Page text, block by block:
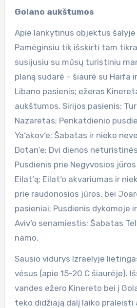
Golano aukštumos
Apie lankytinus objektus šalyje
Pamėginsiu tik išskirti tam
susijusiu su mūsų turistiniu
planą sudarė – šiaurė su Haifa
Libano pasienis; ežeras
aukštumos, Sirijos pasienis;
Nazaretas; Penkatdienio
Ya‘akov‘e; Šabatas ir nieko
Dotan‘e; Dvi dienos
Pusdienis prie Negyvosios
Eilat‘ą; Eilat‘o akvariumas ir
prie raudonosios jūros, bei
pasieniai; Pusdienis dykomoje
Aviv‘o senamiestis; Šabatas
namo.
Sausio vidurys Izraelyje
vėsus (apie 15-20 C šiaurėje).
vandes ežero Kinereto bei į
teko didžiają dalį laiko praleisti